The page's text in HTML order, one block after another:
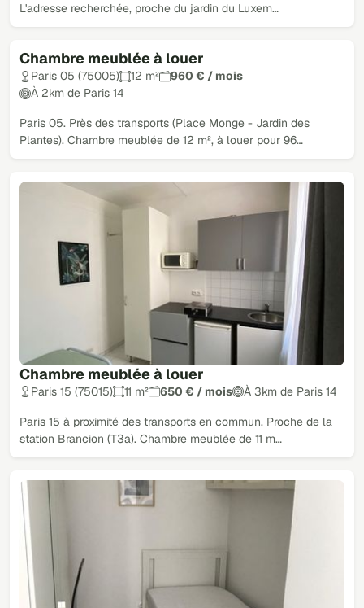
L'adresse recherchée, proche du jardin du Luxem…
Chambre meublée à louer
Paris 05 (75005) 12 m²
960 € / mois
À 2km de Paris 14
Paris 05. Près des transports (Place Monge - Jardin des
Plantes). Chambre meublée de 12 m², à louer pour 96…
Chambre meublée à louer
Paris 15 (75015) 11 m² 650 € / mois À 3km de Paris 14
Paris 15 à proximité des transports en commun. Proche de la
station Brancion (T3a). Chambre meublée de 11 m…